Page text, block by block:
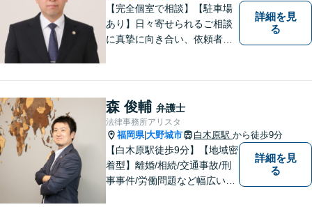
【完全個室で相談】【駐車場
あり】日々寄せられるご相談
に真摯に向き合い、依頼者の
す法人・個人の方々には、経
営課題の解決に向けた最適な
法的サポートを提供し、安定
した経営基盤の構築をお手伝
いいたします。
詳細を見
る
森 俊輔 弁護士
法律事務所アリスタ
福岡県|大野城市 白木原駅 から徒歩9分
【白木原駅徒歩9分】【地域密
着型】離婚/相続/交通事故/刑
事事件/労働問題など幅広い事
詳細を見
る